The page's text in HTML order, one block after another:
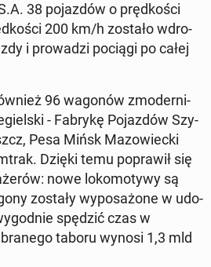
38 po­jaz­dów o pręd­ko­ści
200 km/h zostało wdro­
i pro­wa­dzi pociągi po całej
96 wagonów zmo­der­ni­
- Fabrykę Po­jaz­dów Szy­
Pesa Mińsk Ma­zo­wiec­ki
Dzięki temu po­pra­wił się
nowe lo­ko­mo­ty­wy są
zostały wy­po­sa­żo­ne w udo­
spędzić czas w
taboru wynosi 1,3 mld